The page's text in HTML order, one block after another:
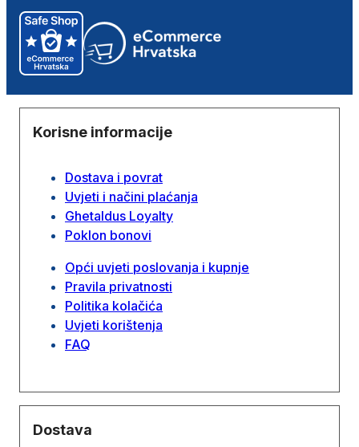
Korisne informacije
Dostava i povrat
Uvjeti i načini plaćanja
Ghetaldus Loyalty
Poklon bonovi
Opći uvjeti poslovanja i kupnje
Pravila privatnosti
Politika kolačića
Uvjeti korištenja
FAQ
Dostava